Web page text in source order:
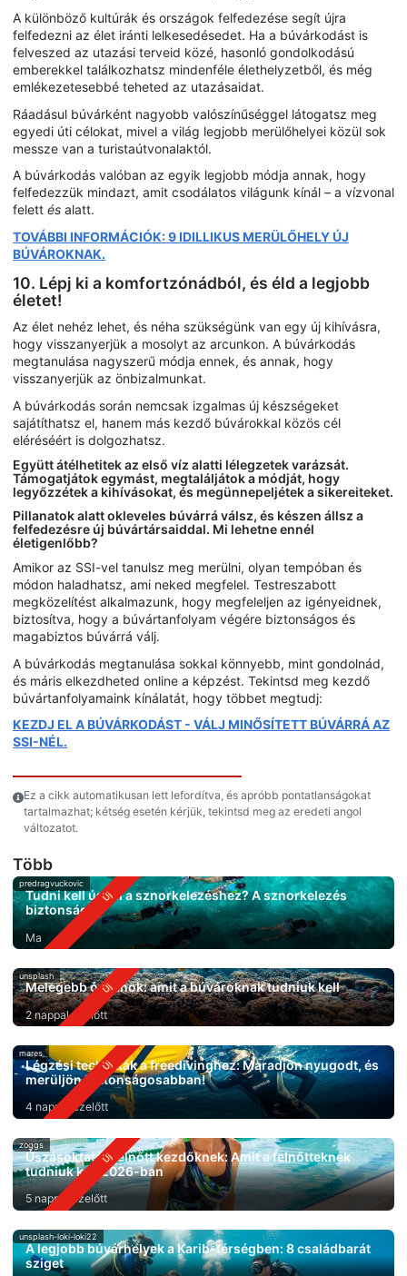
A különböző kultúrák és országok felfedezése segít újra
felfedezni az élet iránti lelkesedésedet. Ha a búvárkodást is
felveszed az utazási terveid közé, hasonló gondolkodású
emberekkel találkozhatsz mindenféle élethelyzetből, és még
emlékezetesebbé teheted az utazásaidat.
Ráadásul búvárként nagyobb valószínűséggel látogatsz meg
egyedi úti célokat, mivel a világ legjobb merülőhelyei közül sok
messze van a turistaútvonalaktól.
A búvárkodás valóban az egyik legjobb módja annak, hogy
felfedezzük mindazt, amit csodálatos világunk kínál – a vízvonal
felett és alatt.
TOVÁBBI INFORMÁCIÓK: 9 IDILLIKUS MERÜLŐHELY ÚJ
BÚVÁROKNAK.
10. Lépj ki a komfortzónádból, és éld a legjobb
életet!
Az élet nehéz lehet, és néha szükségünk van egy új kihívásra,
hogy visszanyerjük a mosolyt az arcunkon. A búvárkodás
megtanulása nagyszerű módja ennek, és annak, hogy
visszanyerjük az önbizalmunkat.
A búvárkodás során nemcsak izgalmas új készségeket
sajátíthatsz el, hanem más kezdő búvárokkal közös cél
eléréséért is dolgozhatsz.
Együtt átélhetitek az első víz alatti lélegzetek varázsát.
Támogatjátok egymást, megtaláljátok a módját, hogy
legyőzzétek a kihívásokat, és megünnepeljétek a sikereiteket.
Pillanatok alatt okleveles búvárrá válsz, és készen állsz a
felfedezésre új búvártársaiddal. Mi lehetne ennél
életigenlőbb?
Amikor az SSI-vel tanulsz meg merülni, olyan tempóban és
módon haladhatsz, ami neked megfelel. Testreszabott
megközelítést alkalmazunk, hogy megfeleljen az igényeidnek,
biztosítva, hogy a búvártanfolyam végére biztonságos és
magabiztos búvárrá válj.
A búvárkodás megtanulása sokkal könnyebb, mint gondolnád,
és máris elkezdheted online a képzést. Tekintsd meg kezdő
búvártanfolyamaink kínálatát, hogy többet megtudj:
KEZDJ EL A BÚVÁRKODÁST - VÁLJ MINŐSÍTETT BÚVÁRRÁ AZ
SSI-NÉL.
Ez a cikk automatikusan lett lefordítva, és apróbb pontatlanságokat
tartalmazhat; kétség esetén kérjük, tekintsd meg az eredeti angol
változatot.
Több
predragvuckovic
Tudni kell úszni a sznorkelezéshez? A sznorkelezés
biztonsága
Ma
unsplash
Melegebb óceánok: amit a búvároknak tudniuk kell
2 nappal ezelőtt
mares
Légzési technikák a freedivinghez: Maradjon nyugodt, és
merüljön biztonságosabban!
4 nappal ezelőtt
zoggs
Úszásoktatás felnőtt kezdőknek: Amit a felnőtteknek
tudniuk kell 2026-ban
5 nappal ezelőtt
unsplash-loki-loki22
A legjobb búvárhelyek a Karib-térségben: 8 családbarát
sziget